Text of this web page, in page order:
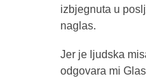
izbjegnuta u
naglas.
Jer je ljudska
odgovara mi